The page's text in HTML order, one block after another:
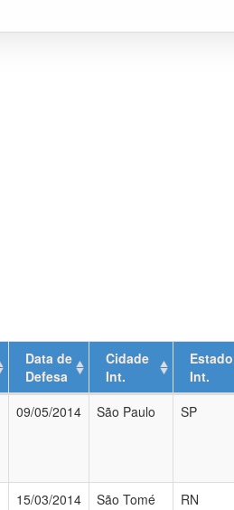
Data de
Defesa
Cidade
Int.
Estado
Int.
09/05/2014 São Paulo SP
15/03/2014 São Tomé RN